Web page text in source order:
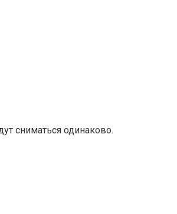
сниматься одинаково.